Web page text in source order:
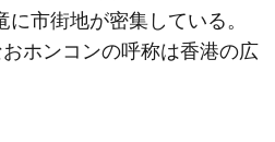
に市街地が密集している。
おホンコンの呼称は香港の広